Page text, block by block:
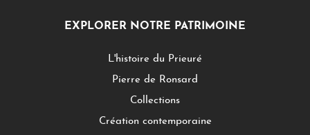
EXPLORER NOTRE PATRIMOINE
L'histoire du Prieuré
Pierre de Ronsard
Collections
Création contemporaine